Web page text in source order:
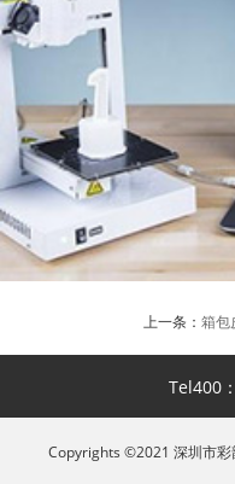
上一条： 箱包
Tel400：
Copyrights ©2021 深圳市彩